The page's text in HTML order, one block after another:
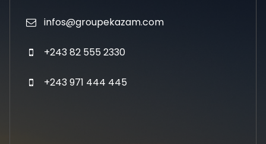
infos@groupekazam.com
+243 82 555 2330
+243 971 444 445